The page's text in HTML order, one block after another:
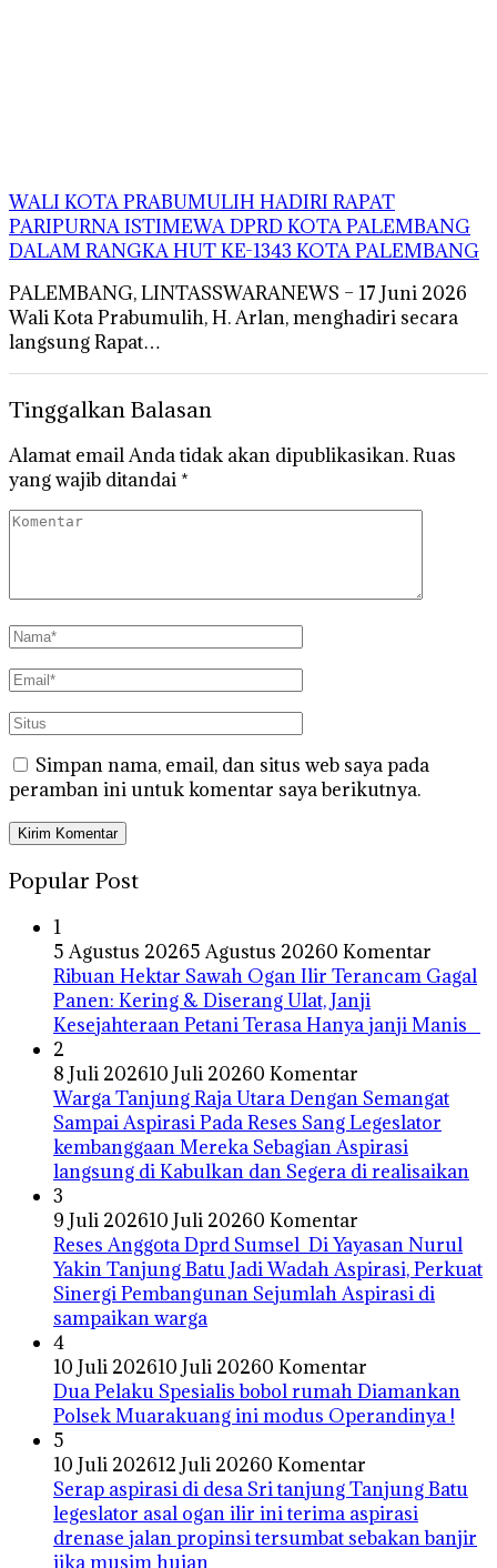
WALI KOTA PRABUMULIH HADIRI RAPAT
PARIPURNA ISTIMEWA DPRD KOTA PALEMBANG
DALAM RANGKA HUT KE-1343 KOTA PALEMBANG
PALEMBANG, LINTASSWARANEWS – 17 Juni 2026
Wali Kota Prabumulih, H. Arlan, menghadiri secara
langsung Rapat…
Tinggalkan Balasan
Alamat email Anda tidak akan dipublikasikan.Ruas
yang wajib ditandai *
Simpan nama, email, dan situs web saya pada
peramban ini untuk komentar saya berikutnya.
Popular Post
1
5 Agustus 20265 Agustus 20260 Komentar
Ribuan Hektar Sawah Ogan Ilir Terancam Gagal
Panen: Kering & Diserang Ulat, Janji
Kesejahteraan Petani Terasa Hanya janji Manis
2
8 Juli 202610 Juli 20260 Komentar
Warga Tanjung Raja Utara Dengan Semangat
Sampai Aspirasi Pada Reses Sang Legeslator
kembanggaan Mereka Sebagian Aspirasi
langsung di Kabulkan dan Segera di realisaikan
3
9 Juli 202610 Juli 20260 Komentar
Reses Anggota Dprd Sumsel Di Yayasan Nurul
Yakin Tanjung Batu Jadi Wadah Aspirasi, Perkuat
Sinergi Pembangunan Sejumlah Aspirasi di
sampaikan warga
4
10 Juli 202610 Juli 20260 Komentar
Dua Pelaku Spesialis bobol rumah Diamankan
Polsek Muarakuang ini modus Operandinya !
5
10 Juli 202612 Juli 20260 Komentar
Serap aspirasi di desa Sri tanjung Tanjung Batu
legeslator asal ogan ilir ini terima aspirasi
drenase jalan propinsi tersumbat sebakan banjir
jika musim hujan